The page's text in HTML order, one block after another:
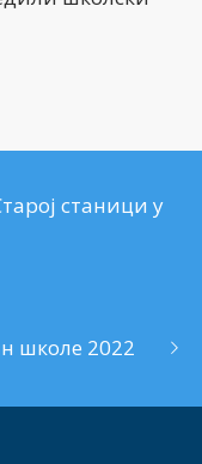
станици у
школе 2022